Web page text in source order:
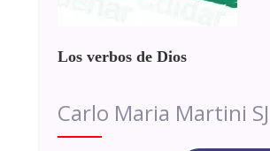
Los verbos de Dios
Carlo Maria Martini SJ